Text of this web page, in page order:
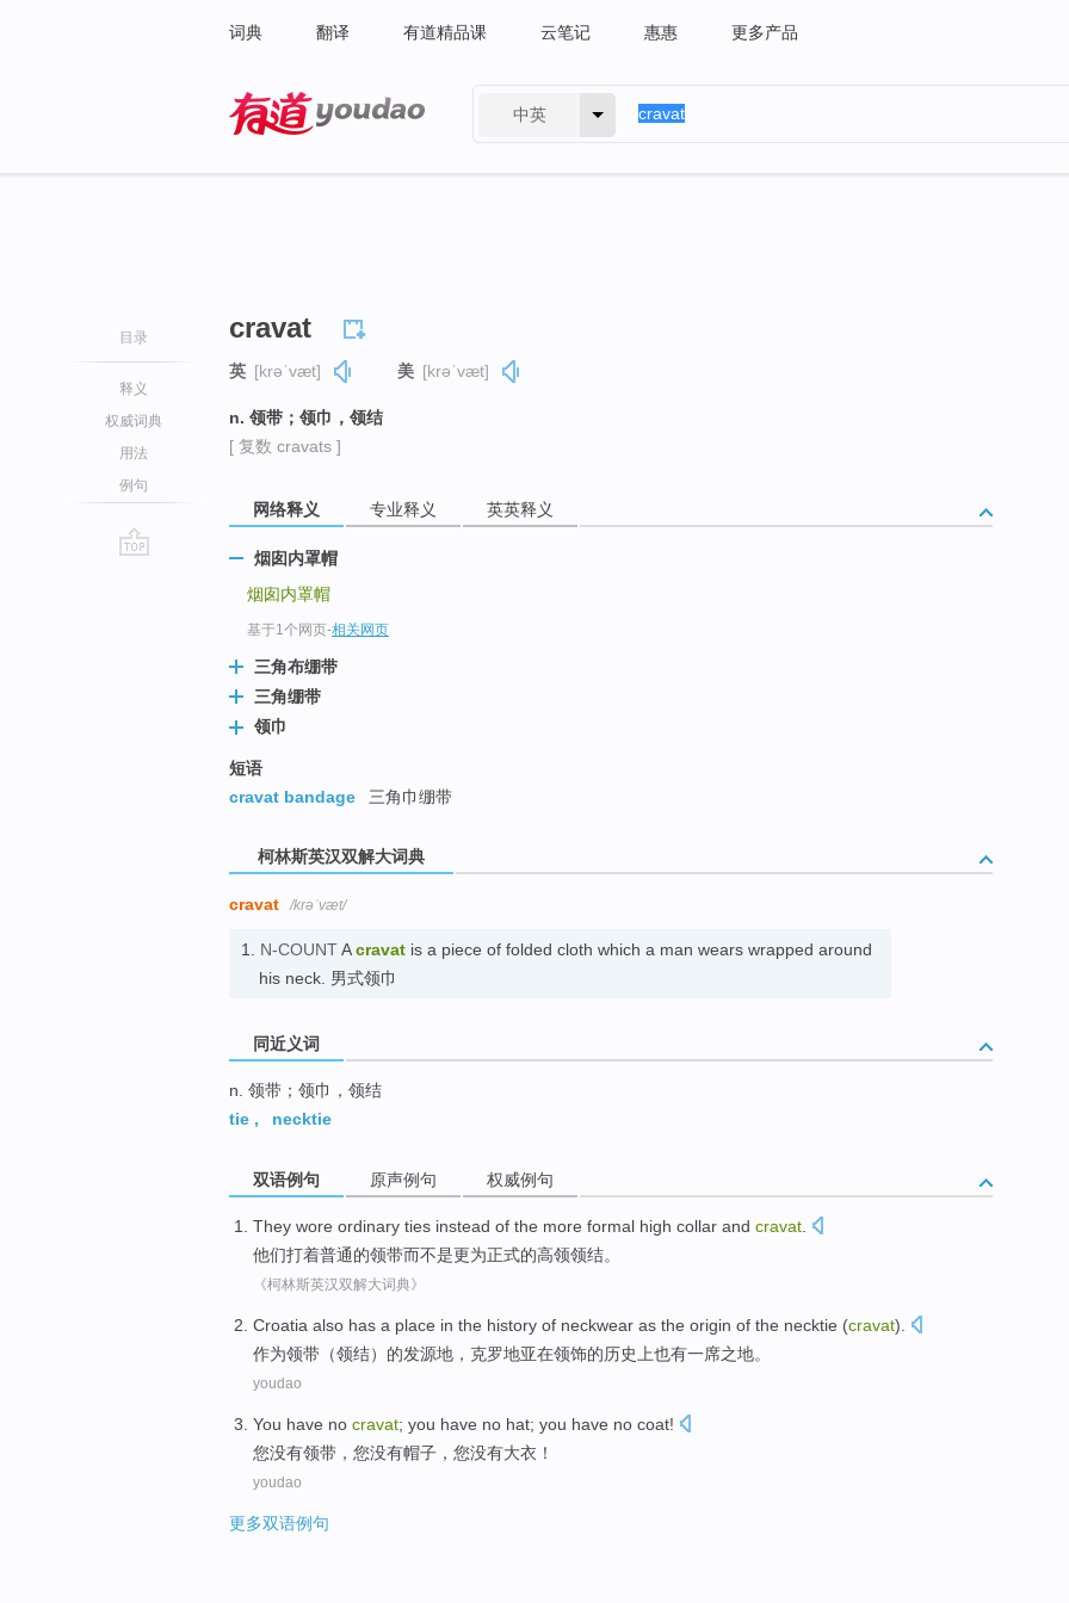
词典 翻译 有道精品课 云笔记 惠惠 更多产品
中英
目录
释义
权威词典
用法
例句
cravat
英 [krəˈvæt] 美 [krəˈvæt]
n. 领带；领巾，领结
[ 复数 cravats ]
网络释义 专业释义 英英释义
烟囱内罩帽
烟囱内罩帽
基于1个网页-相关网页
三角布绷带
三角绷带
领巾
短语
cravat bandage
三角巾绷带
柯林斯英汉双解大词典
cravat /krəˈvæt/
1. N-COUNTAcravat is a piece of folded cloth which a man wears wrapped around
his neck. 男式领巾
同近义词
n. 领带；领巾，领结
tie , necktie
双语例句 原声例句 权威例句
They wore ordinary ties instead of the more formal high collar and cravat
他们打着普通的领带而不是更为正式的高领领结。
《柯林斯英汉双解大词典》
Croatia also has a place in the history of neckwear as the origin of the necktie (cravat).
作为领带 （领结） 的发源地， 克罗地亚在领饰的历史上也有一席之地。
youdao
You have no cravat; you have no hat; you have no coat!
您没有领带 ，您没有帽子 ，您没有大衣 ！
youdao
更多双语例句